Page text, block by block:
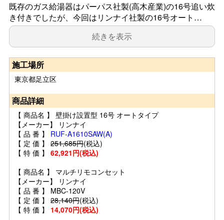
既存のガス給湯器はパーパス社製(高木産業)の16号追い炊
き付きでしたが、今回はリンナイ社製の16号オート…
続きを表示
施工場所
東京都足立区
商品詳細
【 商品名 】 壁掛け設置型 16号 オートタイプ
【メーカー】 リンナイ
【 品 番 】 RUF-A1610SAW(A)
【 定 価 】 251,685円(税込)
【 特 価 】 62,921円(税込)
【 商品名 】 マルチリモコンセット
【メーカー】 リンナイ
【 品 番 】 MBC-120V
【 定 価 】 28,140円(税込)
【 特 価 】 14,070円(税込)